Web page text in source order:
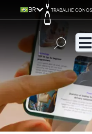
BR TRABALHE